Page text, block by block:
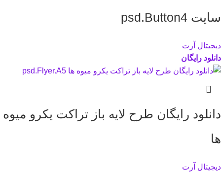
سایت psd.Button4
دیجیتال آرت
دانلود رایگان
دانلود رایگان طرح لايه باز تراکت یکرو میوه
ها
دیجیتال آرت